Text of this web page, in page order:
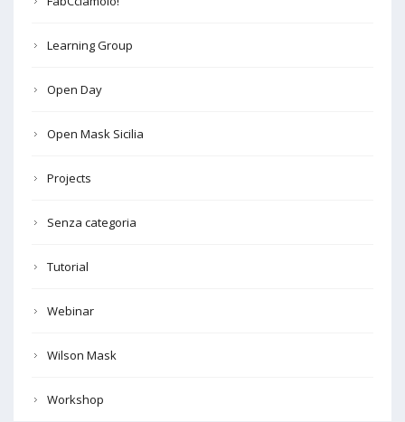
Learning Group
Open Day
Open Mask Sicilia
Projects
Senza categoria
Tutorial
Webinar
Wilson Mask
Workshop